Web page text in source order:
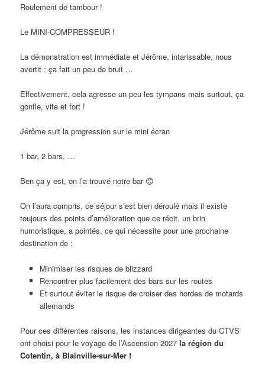
Roulement de tambour !
Le MINI-COMPRESSEUR !
La démonstration est immédiate et Jérôme, intarissable, nous
avertit : ça fait un peu de bruit …
Effectivement, cela agresse un peu les tympans mais surtout, ça
gonfle, vite et fort !
Jérôme suit la progression sur le mini écran
1 bar, 2 bars, …
Ben ça y est, on l’a trouvé notre bar 😊
On l’aura compris, ce séjour s’est bien déroulé mais il existe
toujours des points d’amélioration que ce récit, un brin
humoristique, a pointés, ce qui nécessite pour une prochaine
destination de :
Minimiser les risques de blizzard
Rencontrer plus facilement des bars sur les routes
Et surtout éviter le risque de croiser des hordes de motards
allemands
Pour ces différentes raisons, les instances dirigeantes du CTVS
ont choisi pour le voyage de l’Ascension 2027la région du
Cotentin, à Blainville-sur-Mer !